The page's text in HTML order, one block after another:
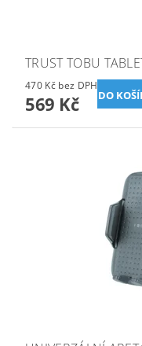
TRUST TOBU
470 Kč bez DPH
569 Kč